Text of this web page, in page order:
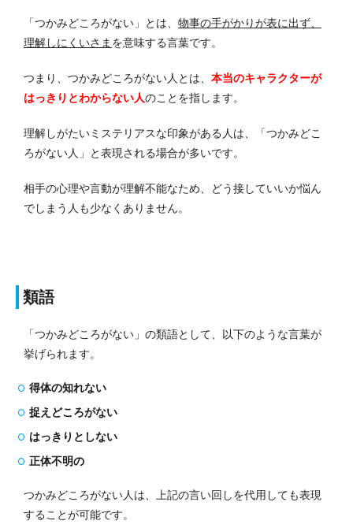
「つかみどころがない」とは、 物事の手がかりが表に出ず、
理解しにくいさま を意味する言葉です。
つまり、つかみどころがない人とは、 本当のキャラクターが
はっきりとわからない人のことを指します。
理解しがたいミステリアスな印象がある人は、「つかみどこ
ろがない人」と表現される場合が多いです。
相手の心理や言動が理解不能なため、どう接していいか悩ん
でしまう人も少なくありません。
類語
「つかみどころがない」の類語として、以下のような言葉が
挙げられます。
得体の知れない
捉えどころがない
はっきりとしない
正体不明の
つかみどころがない人は、上記の言い回しを代用しても表現
することが可能です。